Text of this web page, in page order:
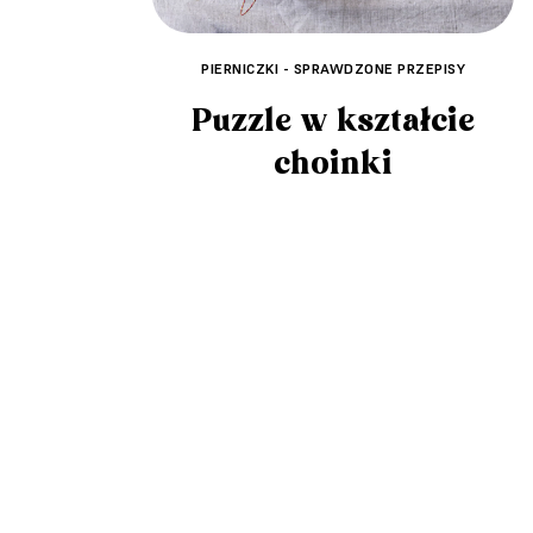
PIERNICZKI - SPRAWDZONE PRZEPISY
Puzzle w kształcie
choinki